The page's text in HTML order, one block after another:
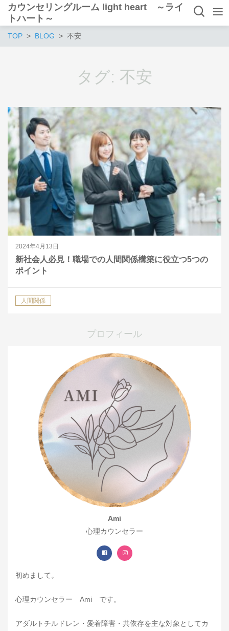
カウンセリングルーム light heart ～ライ
トハート～
TOP BLOG 不安
タグ: 不安
2024年4月13日
新社会人必見！職場での人間関係構築に役立つ5つの
ポイント
人間関係
プロフィール
Ami
心理カウンセラー
初めまして。
心理カウンセラー Ami です。
アダルトチルドレン・愛着障害・共依存を主な対象としてカ